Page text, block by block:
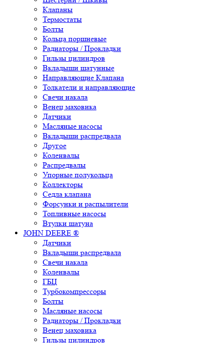
Клапаны
Термостаты
Болты
Кольца поршневые
Радиаторы / Прокладки
Гильзы цилиндров
Вкладыши шатунные
Направляющие Клапана
Толкатели и направляющие
Свечи накала
Венец маховика
Датчики
Масляные насосы
Вкладыши распредвала
Другое
Коленвалы
Распредвалы
Упорные полукольца
Коллекторы
Седла клапана
Форсунки и распылители
Топливные насосы
Втулки шатуна
JOHN DEERE ®
Датчики
Вкладыши распредвала
Свечи накала
Коленвалы
ГБЦ
Турбокомпрессоры
Болты
Масляные насосы
Радиаторы / Прокладки
Венец маховика
Гильзы цилиндров